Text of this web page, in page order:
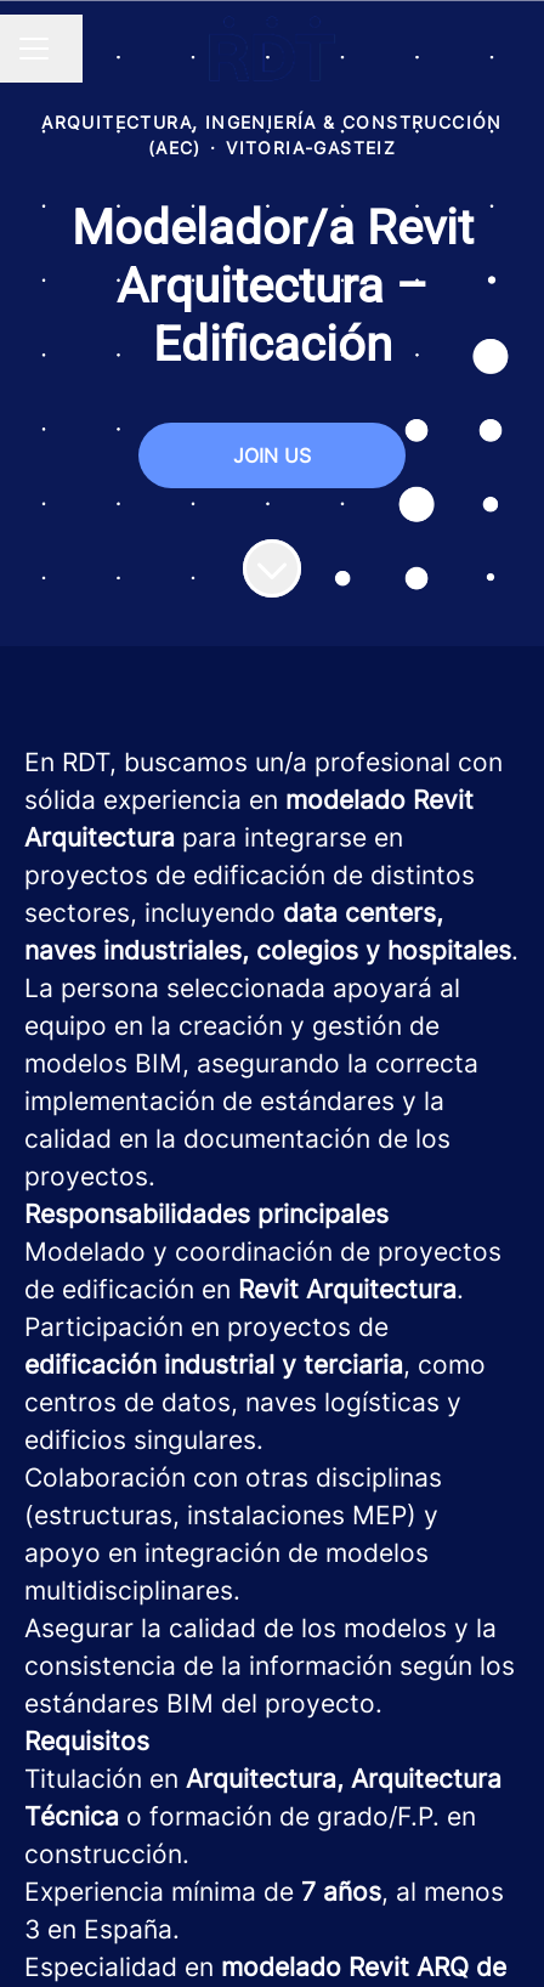
MENÚ DE EMPLEO
Compartir página
ARQUITECTURA, INGENIERÍA & CONSTRUCCIÓN
(AEC) · VITORIA-GASTEIZ
Modelador/a Revit
Arquitectura –
Edificación
JOIN US
En RDT, buscamos un/a profesional con
sólida experiencia en modelado Revit
Arquitectura para integrarse en
proyectos de edificación de distintos
sectores, incluyendo data centers,
naves industriales, colegios y hospitales.
La persona seleccionada apoyará al
equipo en la creación y gestión de
modelos BIM, asegurando la correcta
implementación de estándares y la
calidad en la documentación de los
proyectos.
Responsabilidades principales
Modelado y coordinación de proyectos
de edificación en Revit Arquitectura.
Participación en proyectos de
edificación industrial y terciaria, como
centros de datos, naves logísticas y
edificios singulares.
Colaboración con otras disciplinas
(estructuras, instalaciones MEP) y
apoyo en integración de modelos
multidisciplinares.
Asegurar la calidad de los modelos y la
consistencia de la información según los
estándares BIM del proyecto.
Requisitos
Titulación en Arquitectura, Arquitectura
Técnica o formación de grado/F.P. en
construcción.
Experiencia mínima de 7 años, al menos
3 en España.
Especialidad en modelado Revit ARQ de